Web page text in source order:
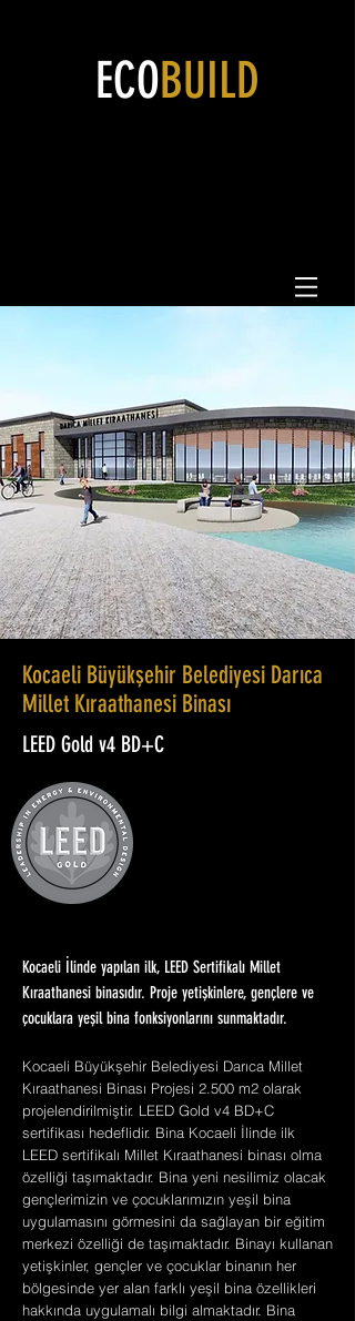
ECOBUILD
Kocaeli Büyükşehir Belediyesi Darıca
Millet Kıraathanesi Binası
LEED Gold v4 BD+C
Kocaeli İlinde yapılan ilk, LEED Sertifikalı Millet
Kıraathanesi binasıdır. Proje yetişkinlere, gençlere ve
çocuklara yeşil bina fonksiyonlarını sunmaktadır.
Kocaeli Büyükşehir Belediyesi Darıca Millet
Kıraathanesi Binası Projesi 2.500 m2 olarak
projelendirilmiştir. LEED Gold v4 BD+C
sertifikası hedeflidir. Bina Kocaeli İlinde ilk
LEED sertifikalı Millet Kıraathanesi binası olma
özelliği taşımaktadır. Bina yeni nesilimiz olacak
gençlerimizin ve çocuklarımızın yeşil bina
uygulamasını görmesini da sağlayan bir eğitim
merkezi özelliği de taşımaktadır. Binayı kullanan
yetişkinler, gençler ve çocuklar binanın her
bölgesinde yer alan farklı yeşil bina özellikleri
hakkında uygulamalı bilgi almaktadır. Bina